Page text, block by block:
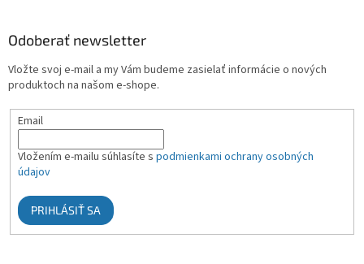
Odoberať newsletter
Vložte svoj e-mail a my Vám budeme zasielať informácie o nových
produktoch na našom e-shope.
Email
Vložením e-mailu súhlasíte s podmienkami ochrany osobných
údajov
PRIHLÁSIŤ SA